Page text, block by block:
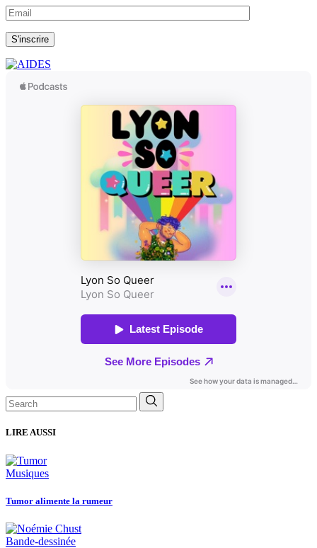
S'inscrire
Search
for:
LIRE AUSSI
Musiques
Tumor alimente la rumeur
Bande-dessinée